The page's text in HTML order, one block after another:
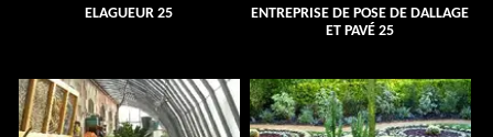
ELAGUEUR 25
ENTREPRISE DE POSE DE DALLAGE
ET PAVÉ 25